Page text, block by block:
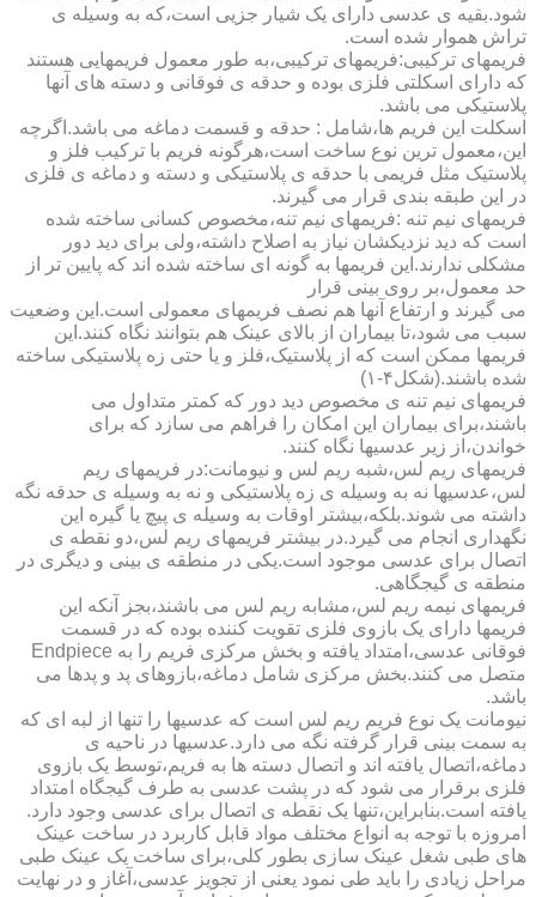
شود.بقیه ی عدسی دارای یک شیار جزیی است،که به وسیله ی
تراش هموار شده است.
فریمهای ترکیبی:فریمهای ترکیبی،به طور معمول فریمهایی هستند
که دارای اسکلتی فلزی بوده و حدقه ی فوقانی و دسته های آنها
پلاستیکی می باشد.
اسکلت این فریم ها،شامل : حدقه و قسمت دماغه می باشد.اگرچه
این،معمول ترین نوع ساخت است،هرگونه فریم با ترکیب فلز و
پلاستیک مثل فریمی با حدقه ی پلاستیکی و دسته و دماغه ی فلزی
در این طبقه بندی قرار می گیرند.
فریمهای نیم تنه :فریمهای نیم تنه،مخصوص کسانی ساخته شده
است که دید نزدیکشان نیاز به اصلاح داشته،ولی برای دید دور
مشکلی ندارند.این فریمها به گونه ای ساخته شده اند که پایین تر از
حد معمول،بر روی بینی قرار
می گیرند و ارتفاع آنها هم نصف فریمهای معمولی است.این وضعیت
سبب می شود،تا بیماران از بالای عینک هم بتوانند نگاه کنند.این
فریمها ممکن است که از پلاستیک،فلز و یا حتی زه پلاستیکی ساخته
شده باشند.(شکل۴-۱)
فریمهای نیم تنه ی مخصوص دید دور که کمتر متداول می
باشند،برای بیماران این امکان را فراهم می سازد که برای
خواندن،از زیر عدسیها نگاه کنند.
فریمهای ریم لس،شبه ریم لس و نیومانت:در فریمهای ریم
لس،عدسیها نه به وسیله ی زه پلاستیکی و نه به وسیله ی حدقه نگه
داشته می شوند.بلکه،بیشتر اوقات به وسیله ی پیچ یا گیره این
نگهداری انجام می گیرد.در بیشتر فریمهای ریم لس،دو نقطه ی
اتصال برای عدسی موجود است.یکی در منطقه ی بینی و دیگری در
منطقه ی گیجگاهی.
فریمهای نیمه ریم لس،مشابه ریم لس می باشند،بجز آنکه این
فریمها دارای یک بازوی فلزی تقویت کننده بوده که در قسمت
فوقانی عدسی،امتداد یافته و بخش مرکزی فریم را به Endpiece
متصل می کنند.بخش مرکزی شامل دماغه،بازوهای پد و پدها می
باشد.
نیومانت یک نوع فریم ریم لس است که عدسیها را تنها از لبه ای که
به سمت بینی قرار گرفته نگه می دارد.عدسیها در ناحیه ی
دماغه،اتصال یافته اند و اتصال دسته ها به فریم،توسط یک بازوی
فلزی برقرار می شود که در پشت عدسی به طرف گیجگاه امتداد
یافته است.بنابراین،تنها یک نقطه ی اتصال برای عدسی وجود دارد.
امروزه با توجه به انواع مختلف مواد قابل کاربرد در ساخت عینک
های طبی شغل عینک سازی بطور کلی،برای ساخت یک عینک طبی
مراحل زیادی را باید طی نمود یعنی از تجویز عدسی،آغاز و در نهایت